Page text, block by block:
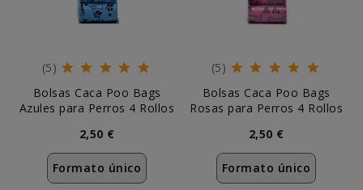
(5)
Bolsas Caca Poo Bags
Azules para Perros 4 Rollos
2,50 €
Formato único
(5)
Bolsas Caca Poo Bags
Rosas para Perros 4 Rollos
2,50 €
Formato único